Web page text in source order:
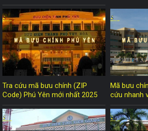
Tra cứu mã bưu chính (ZIP
Code) Phú Yên mới nhất 2025
Mã bưu
cứu nhanh